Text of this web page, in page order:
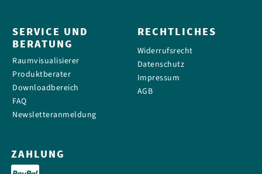
SERVICE UND
BERATUNG
Raumvisualisierer
Produktberater
Downloadbereich
FAQ
Newsletteranmeldung
RECHTLICHES
Widerrufsrecht
Datenschutz
Impressum
AGB
ZAHLUNG